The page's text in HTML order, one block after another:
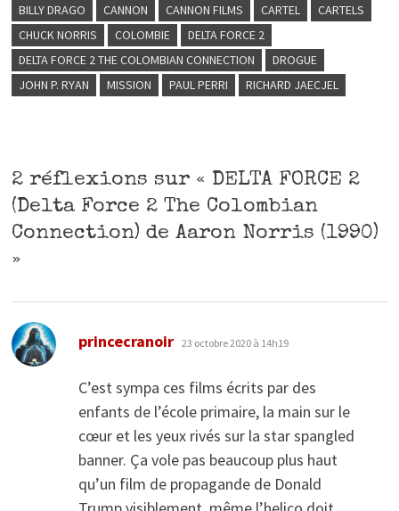
BILLY DRAGO
CANNON CANNON FILMS CARTEL
CARTELS
CHUCK NORRIS
COLOMBIE
DELTA FORCE 2
DELTA FORCE 2 THE COLOMBIAN CONNECTION
DROGUE
JOHN P. RYAN
MISSION PAUL PERRI RICHARD JAECJEL
2 réflexions sur « DELTA FORCE 2
(Delta Force 2 The Colombian
Connection) de Aaron Norris (1990)
»
princecranoir dit :
23 octobre 2020 à 14h19
C’est sympa ces films écrits par des
enfants de l’école primaire, la main sur le
cœur et les yeux rivés sur la star spangled
banner. Ça vole pas beaucoup plus haut
qu’un film de propagande de Donald